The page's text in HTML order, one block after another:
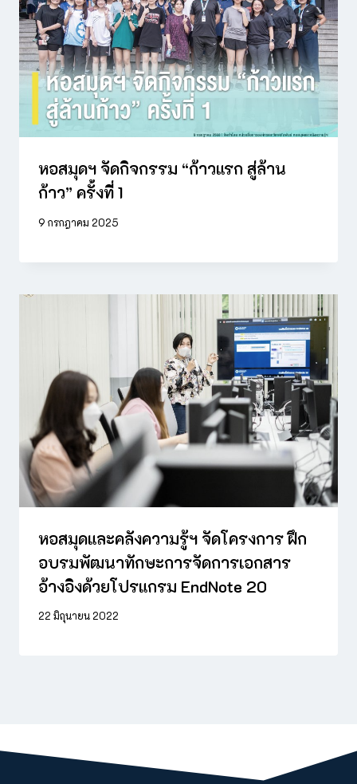
หอสมุดฯ จัดกิจกรรม “ก้าวแรก สู่ล้าน
ก้าว” ครั้งที่ 1
9 กรกฎาคม 2025
หอสมุดและคลังความรู้ฯ จัดโครงการ ฝึก
อบรมพัฒนาทักษะการจัดการเอกสาร
อ้างอิงด้วยโปรแกรม EndNote 20
22 มิถุนายน 2022